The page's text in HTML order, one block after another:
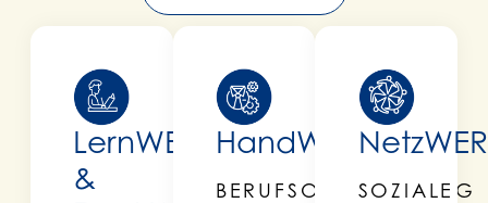
LernWERK
&
HandWERK
BERUFSORIENTIERUNG
SOZIALE